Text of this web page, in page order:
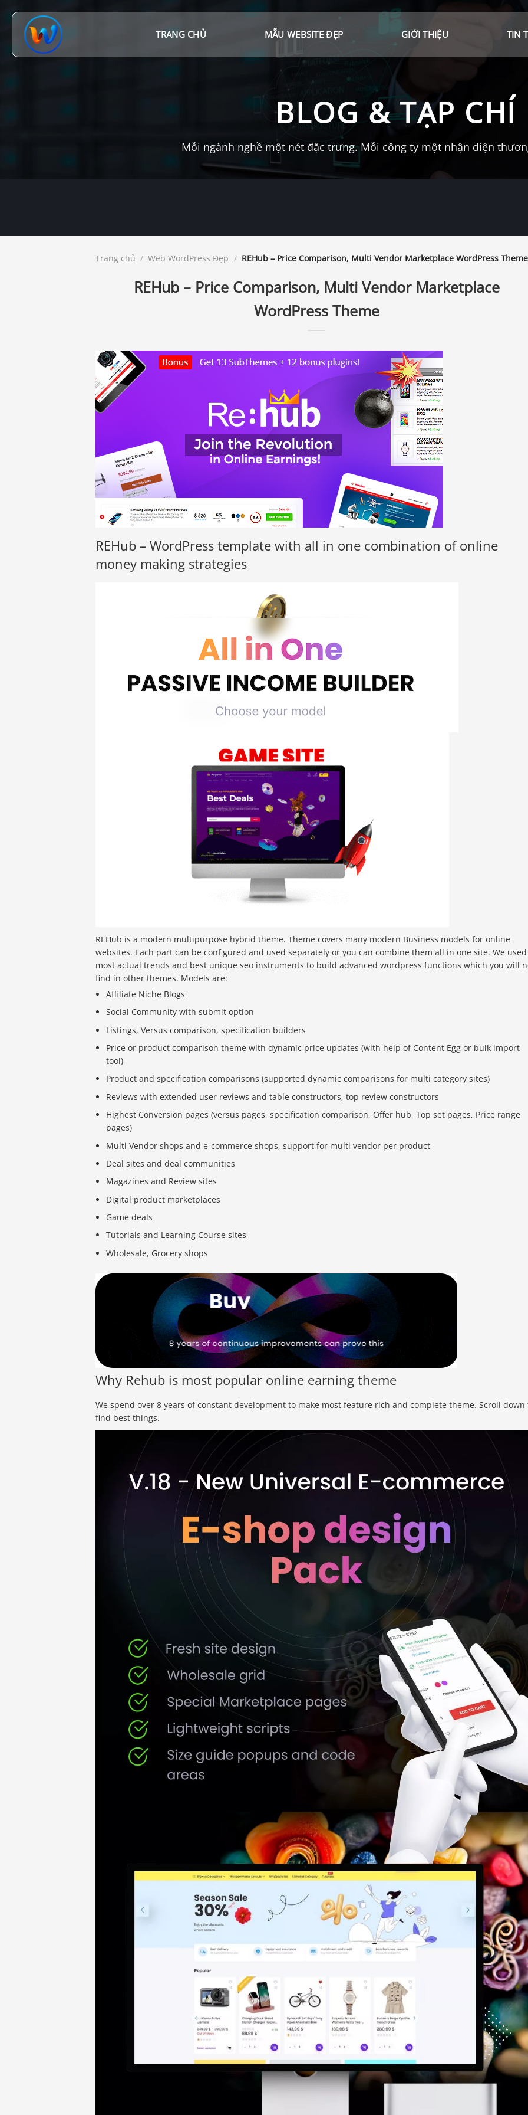
đến
TRANG CHỦ MẪU WEBSITE ĐẸP GIỚI THIỆU TIN
BLOG & TẠP CHÍ
Mỗi ngành nghề một nét đặc trưng. Mỗi công ty một nhận diện
Trang chủ / Web WordPress Đẹp / REHub – Price Comparison, Multi Vendor Marketplace WordPress Theme
REHub – Price Comparison, Multi Vendor Marketplace
WordPress Theme
REHub – WordPress template with all in one combination of online
money making strategies
REHub is a modern multipurpose hybrid theme. Theme covers many modern Business models for online
websites. Each part can be configured and used separately or you can combine them all in one site. We used
most actual trends and best unique seo instruments to build advanced wordpress functions which you will
find in other themes. Models are:
Affiliate Niche Blogs
Social Community with submit option
Listings, Versus comparison, specification builders
Price or product comparison theme with dynamic price updates (with help of Content Egg or bulk import
tool)
Product and specification comparisons (supported dynamic comparisons for multi category sites)
Reviews with extended user reviews and table constructors, top review constructors
Highest Conversion pages (versus pages, specification comparison, Offer hub, Top set pages, Price range
pages)
Multi Vendor shops and e-commerce shops, support for multi vendor per product
Deal sites and deal communities
Magazines and Review sites
Digital product marketplaces
Game deals
Tutorials and Learning Course sites
Wholesale, Grocery shops
Why Rehub is most popular online earning theme
We spend over 8 years of constant development to make most feature rich and complete theme. Scroll down
find best things.